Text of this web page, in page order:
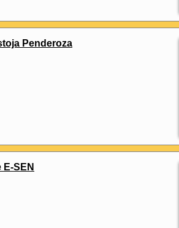
Penderoza
SEN